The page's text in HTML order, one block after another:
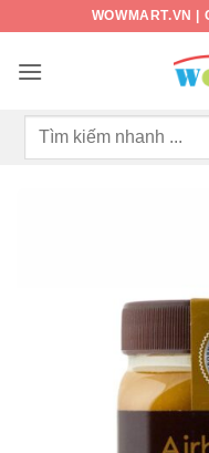
nội
WOWMART.VN |
Tìm